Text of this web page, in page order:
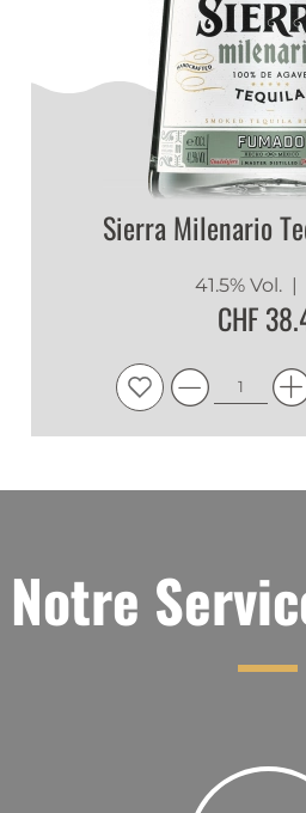
Sierra Milenario
41.5% Vol. |
CHF
Notre